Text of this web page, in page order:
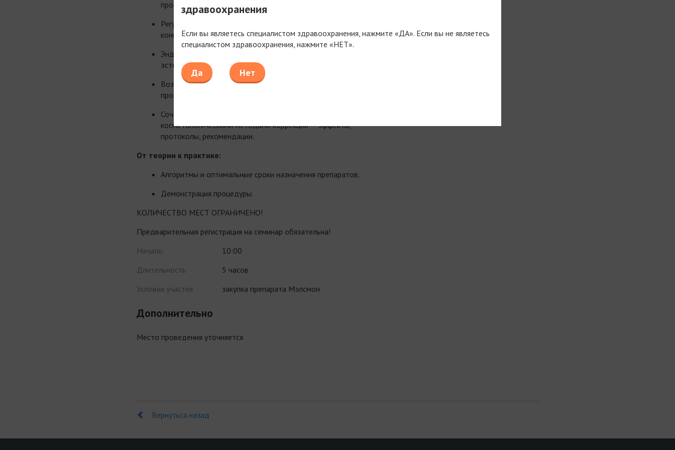
программ.
Регуляция метаболического и оксидативного стрессов в
концепции восстановления биологических ресурсов организма.
Эндокринологические аспекты ведения пациентов в рамках
эстетических и anti-age программ. Что должен учитывать врач?
Возможности терапии в комплексных эстетических и anti-age
программах. Схемы и протоколы.
Сочетанное применение плацентарной терапии с
косметологическими методами коррекции — эффекты,
протоколы, рекомендации.
От теории к практике:
Алгоритмы и оптимальные сроки назначения препаратов.
Демонстрация процедуры.
КОЛИЧЕСТВО МЕСТ ОГРАНИЧЕНО!
Предварительная регистрация на семинар обязательна!
Начало
10:00
Длительность
5 часов
Условия участия
закупка препарата Мэлсмон
Дополнительно
Место проведения уточняется
Вернуться назад
здравоохранения
Если вы являетесь специалистом здравоохранения, нажмите «ДА». Если вы не являетесь
специалистом здравоохранения, нажмите «НЕТ».
Да Нет